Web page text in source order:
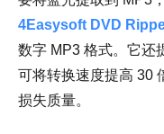
4Easysoft DVD
数字 MP3 格式。它还
可将转换速度提高 30
损失质量。